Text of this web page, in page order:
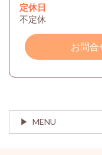
定休日
不定休
お問合
MENU